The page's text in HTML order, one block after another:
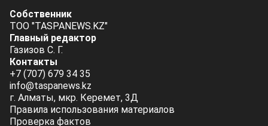
Собственник
ТОО "TASPANEWS.KZ"
Главный редактор
Газизов С. Г.
Контакты
+7 (707) 679 34 35
info@taspanews.kz
г. Алматы, мкр. Керемет, 3Д
Правила использования материалов
Проверка фактов